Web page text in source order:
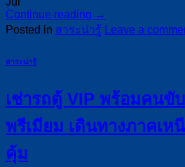
Continue reading →
Posted in สาระน่ารู้ Leave a
สาระน่ารู้
เช่ารถตู้ VIP พร้อมคนขั
พรีเมียม เดินทางภาคเห
คุ้ม